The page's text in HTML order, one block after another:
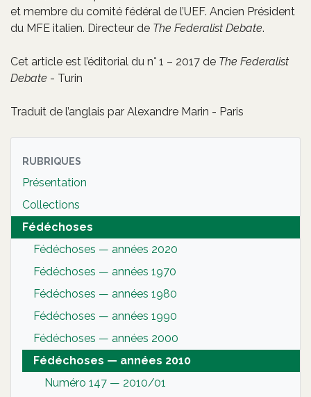
et membre du comité fédéral de l’UEF. Ancien Président
du MFE italien. Directeur de The Federalist Debate.
Cet article est l’éditorial du n° 1 – 2017 de The Federalist
Debate - Turin
Traduit de l’anglais par Alexandre Marin - Paris
RUBRIQUES
Présentation
Collections
Fédéchoses
Fédéchoses — années 2020
Fédéchoses — années 1970
Fédéchoses — années 1980
Fédéchoses — années 1990
Fédéchoses — années 2000
Fédéchoses — années 2010
Numéro 147 — 2010/01